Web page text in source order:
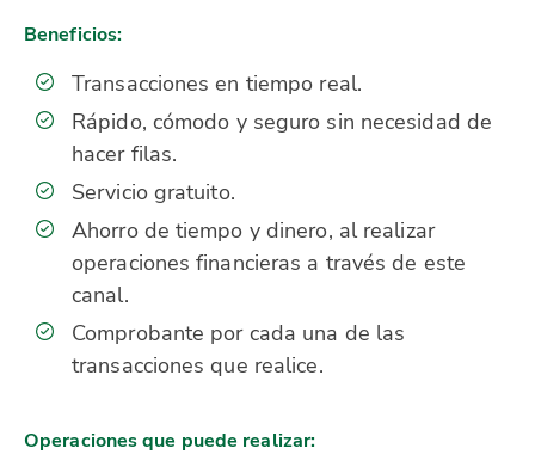
Beneficios:
Transacciones en tiempo real.
Rápido, cómodo y seguro sin necesidad de
hacer filas.
Servicio gratuito.
Ahorro de tiempo y dinero, al realizar
operaciones financieras a través de este
canal.
Comprobante por cada una de las
transacciones que realice.
Operaciones que puede realizar: